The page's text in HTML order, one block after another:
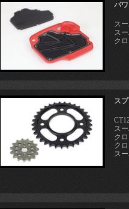
パ
ス
ス
ク
ス
ス
ク
ク
ス